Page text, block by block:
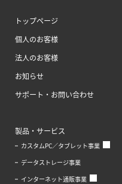
トップページ
個人のお客様
法人のお客様
お知らせ
サポート・お問い合わせ
製品・サービス
カスタムPC／タブレット事業
データストレージ事業
インターネット通販事業